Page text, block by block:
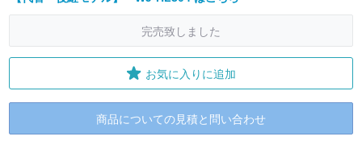
完売致しました
お気に入りに追加
商品についての見積と問い合わせ